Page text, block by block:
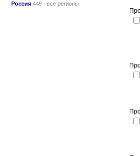
Россия 449 - все регионы